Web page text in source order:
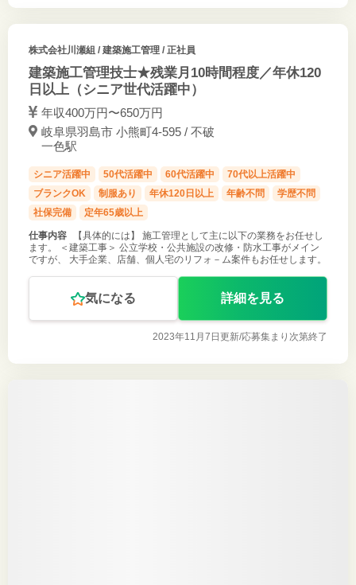
株式会社川瀬組 / 建築施工管理 / 正社員
建築施工管理技士★残業月10時間程度／年休120
日以上（シニア世代活躍中）
年収400万円〜650万円
岐阜県羽島市 小熊町4-595 / 不破
一色駅
シニア活躍中 50代活躍中 60代活躍中
70代以上活躍中
ブランクOK
制服あり 年休120日以上 年齢不問
学歴不問
社保完備
定年65歳以上
仕事内容
【具体的には】 施工管理として主に以下の業務をお任せし
ます。 ＜建築工事＞ 公立学校・公共施設の改修・防水工事がメイン
ですが、 大手企業、店舗、個人宅のリフォ－ム案件もお任せします。
気になる 詳細を見る
2023年11月7日更新/応募集まり次第終了